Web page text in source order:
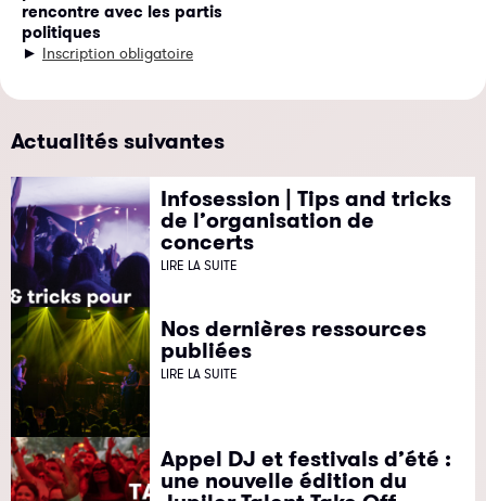
rencontre avec les partis
politiques
► Inscription obligatoire
Actualités suivantes
Infosession | Tips and tricks
de l’organisation de
concerts
LIRE LA SUITE
Nos dernières ressources
publiées
LIRE LA SUITE
Appel DJ et festivals d’été :
une nouvelle édition du